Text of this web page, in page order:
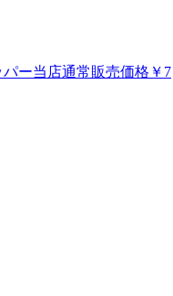
ー当店通常販売価格￥7